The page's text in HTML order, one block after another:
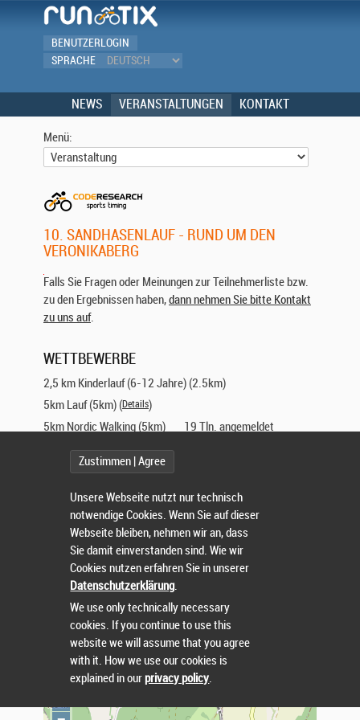
BENUTZERLOGIN
SPRACHE
NEWS VERANSTALTUNGEN KONTAKT
Menü:
10. SANDHASENLAUF - RUND UM DEN
VERONIKABERG
Falls Sie Fragen oder Meinungen zur Teilnehmerliste bzw.
zu den Ergebnissen haben,dann nehmen Sie bitte Kontakt
zu uns auf.
WETTBEWERBE
2,5 km Kinderlauf (6-12 Jahre) (2.5km)
5km Lauf (5km) (Details)
5km Nordic Walking (5km)
19 Tln. angemeldet
10 km Lauf (9.6km) (Details)
10km Nordic Walking (9.6km) (
AUSSCHREIBUNG
10. SANDHASENLAUF: "RUND UM DEN VERONIKABERG"
in Martinroda am 24. August 2024
Alle wichtigen Informationen hier auf der Seite des
Veranstalters FFV Martinroda e.V.
5
k
m
a
u
f
VERANSTALTUNGSORT
Zustimmen | Agree
Unsere Webseite nutzt nur technisch
notwendige Cookies. Wenn Sie auf dieser
Webseite bleiben, nehmen wir an, dass
Sie damit einverstanden sind. Wie wir
Cookies nutzen erfahren Sie in unserer
Datenschutzerklärung.
We use only technically necessary
cookies. If you continue to use this
website we will assume that you agree
with it. How we use our cookies is
explained in ourprivacy policy.